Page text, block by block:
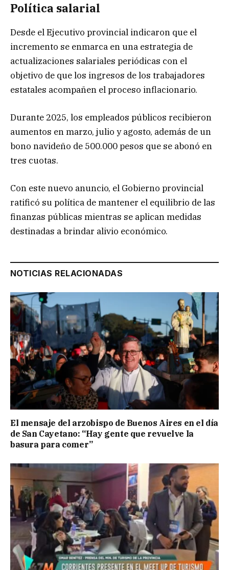
Política salarial
Desde el Ejecutivo provincial indicaron que el
incremento se enmarca en una estrategia de
actualizaciones salariales periódicas con el
objetivo de que los ingresos de los trabajadores
estatales acompañen el proceso inflacionario.
Durante 2025, los empleados públicos recibieron
aumentos en marzo, julio y agosto, además de un
bono navideño de 500.000 pesos que se abonó en
tres cuotas.
Con este nuevo anuncio, el Gobierno provincial
ratificó su política de mantener el equilibrio de las
finanzas públicas mientras se aplican medidas
destinadas a brindar alivio económico.
NOTICIAS RELACIONADAS
El mensaje del arzobispo de Buenos Aires en el día
de San Cayetano: “Hay gente que revuelve la
basura para comer”